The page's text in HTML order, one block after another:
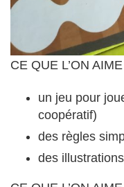
CE QUE L’ON
le jeu est
« un peu plus
d’évolutivité 😉
➿ LouerLa